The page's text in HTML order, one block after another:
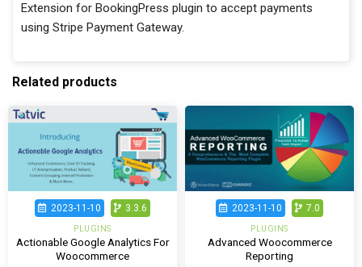
Extension for BookingPress plugin to accept payments
using Stripe Payment Gateway.
Related products
2023-11-10 3.3.6
PLUGINS
Actionable Google Analytics For
Woocommerce
2023-11-10 7.0
PLUGINS
Advanced Woocommerce
Reporting